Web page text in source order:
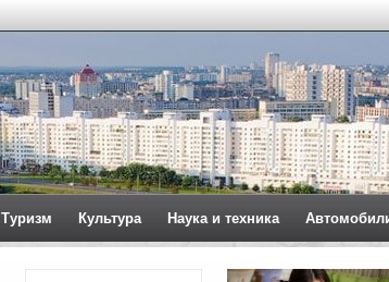
Туризм Культура Наука и техника